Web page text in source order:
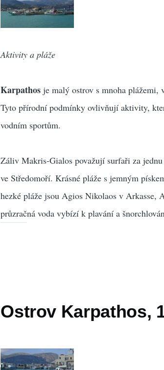
Aktivity a pláže
Karpathos je malý ostrov s mnoha
Tyto přírodní podmínky ovlivňují aktivity,
vodním sportům.
Záliv Makris-Gialos považují surfaři za
ve Středomoří. Krásné pláže s jemným
hezké pláže jsou Agios Nikolaos v Arkasse,
průzračná voda vybízí k plavání a
Ostrov Karpathos,